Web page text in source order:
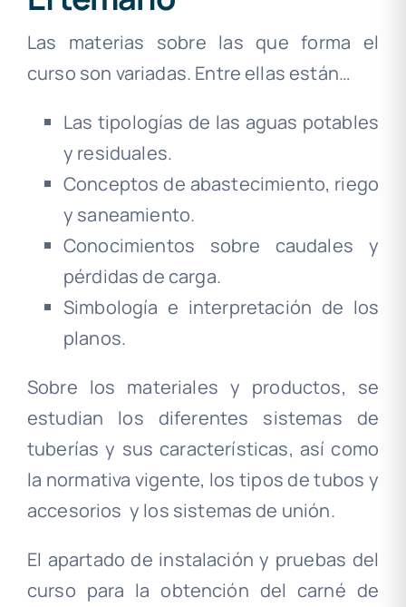
Las materias sobre las que forma el
curso son variadas. Entre ellas están…
Las tipologías de las aguas potables
y residuales.
Conceptos de abastecimiento, riego
y saneamiento.
Conocimientos sobre caudales y
pérdidas de carga.
Simbología e interpretación de los
planos.
Sobre los materiales y productos, se
estudian los diferentes sistemas de
tuberías y sus características, así como
la normativa vigente, los tipos de tubos y
accesorios y los sistemas de unión.
El apartado de instalación y pruebas del
curso para la obtención del carné de